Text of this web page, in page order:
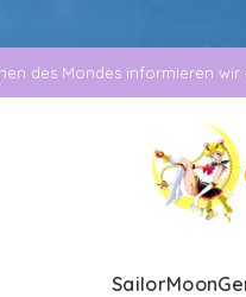
des Mondes informieren wir